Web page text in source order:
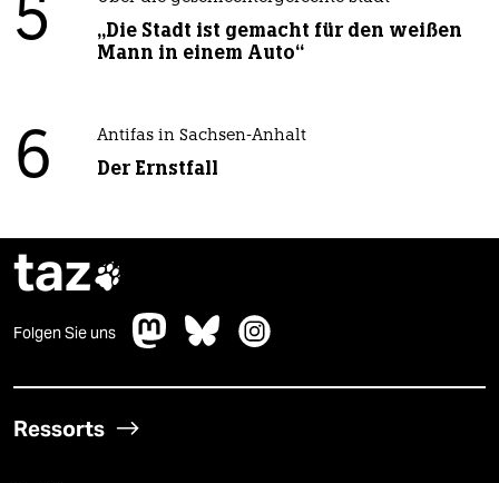
5
„Die Stadt ist gemacht für den weißen
Mann in einem Auto“
6 Antifas in Sachsen-Anhalt
Der Ernstfall
taz
Folgen Sie uns
Ressorts